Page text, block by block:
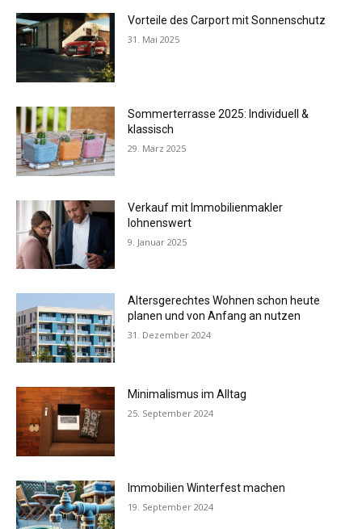
Vorteile des Carport mit Sonnenschutz
31. Mai 2025
Sommerterrasse 2025: Individuell &
klassisch
29. März 2025
Verkauf mit Immobilienmakler
lohnenswert
9. Januar 2025
Altersgerechtes Wohnen schon heute
planen und von Anfang an nutzen
31. Dezember 2024
Minimalismus im Alltag
25. September 2024
Immobilien Winterfest machen
19. September 2024